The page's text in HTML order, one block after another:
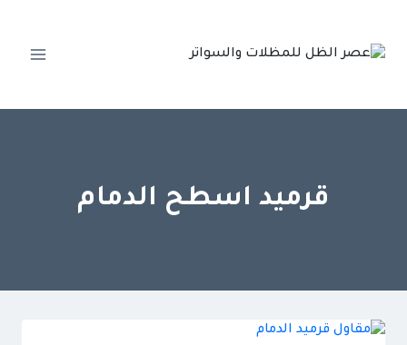
المحتوى
قرميد اسطح الدمام